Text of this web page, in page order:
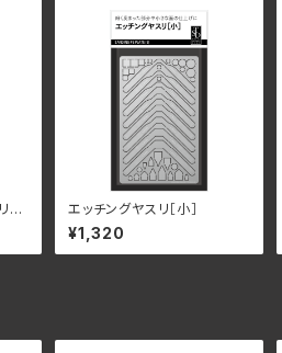
ニ
エッチングヤスリ［小］
¥1,320